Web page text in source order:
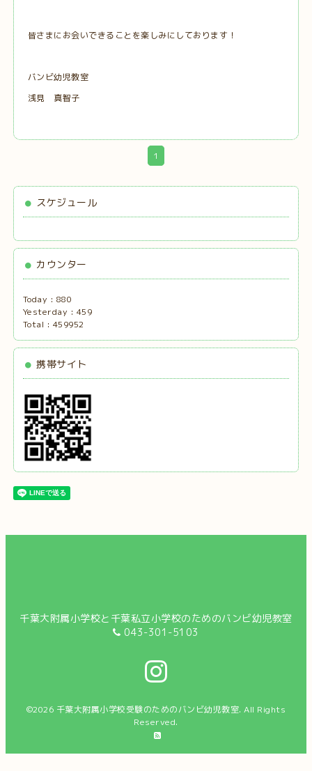
皆さまにお会いできることを楽しみにしております！
バンビ幼児教室
浅見 真智子
1
スケジュール
カウンター
Today : 880
Yesterday : 459
Total : 459952
携帯サイト
千葉大附属小学校と千葉私立小学校のためのバンビ幼児教室
043-301-5103
©2026 千葉大附属小学校受験のためのバンビ幼児教室. All Rights
Reserved.